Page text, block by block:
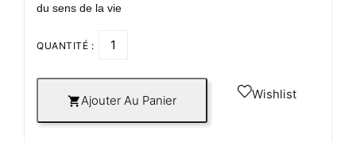
du sens de la vie
QUANTITÉ :
Ajouter Au Panier Wishlist